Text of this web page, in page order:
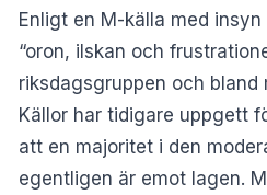
Enligt en M-källa med
“oron, ilskan och
riksdagsgruppen och bland
Källor har tidigare uppgett
att en majoritet i den
egentligen är emot lagen.